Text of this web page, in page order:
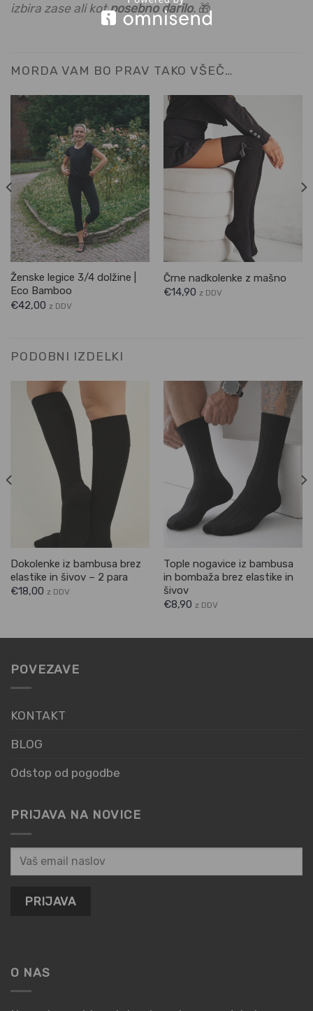
izbira zase ali kotposebno darilo. 🎁
MORDA VAM BO PRAV TAKO VŠEČ…
Ženske legice 3/4 dolžine |
Eco Bamboo
€42,00 z DDV
Črne nadkolenke z mašno
€14,90 z DDV
PODOBNI IZDELKI
Dokolenke iz bambusa brez
elastike in šivov – 2 para
€18,00 z DDV
Tople nogavice iz bambusa
in bombaža brez elastike in
šivov
€8,90 z DDV
POVEZAVE
KONTAKT
BLOG
Odstop od pogodbe
PRIJAVA NA NOVICE
O NAS